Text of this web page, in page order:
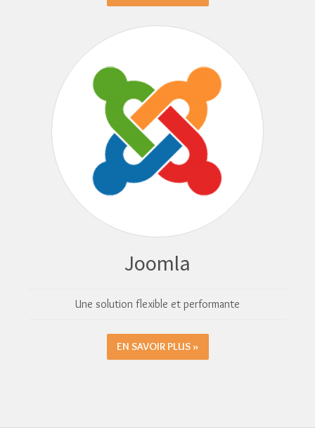
Joomla
Une solution flexible et performante
EN SAVOIR PLUS »